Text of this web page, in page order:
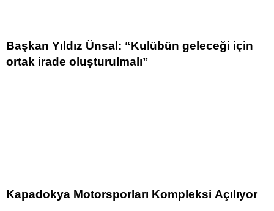
Başkan Yıldız Ünsal: “Kulübün geleceği için
ortak irade oluşturulmalı”
Kapadokya Motorsporları Kompleksi Açılıyor